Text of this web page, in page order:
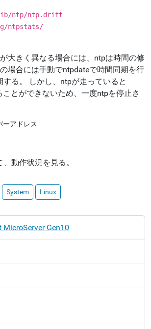
ntp/ntp.drift
ntpstats/
大きく異なる場合には、ntpは時間の修
場合には手動でntpdateで時間同期を行
する。 しかし、ntpが走っていると
とができないため、一度ntpを停止さ
アドレス
動作状況を見る。
System Linux
MicroServer Gen10